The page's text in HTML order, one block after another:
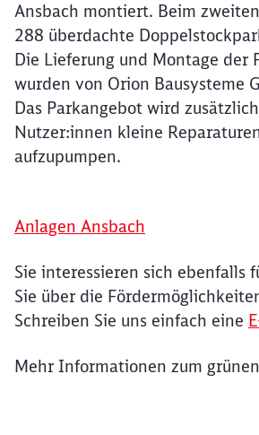
Ansbach montiert. Beim
288 überdachte
Die Lieferung und Montage der
wurden von Orion Bausysteme
Das Parkangebot wird
Nutzer:innen kleine
aufzupumpen.
Anlagen Ansbach
Sie interessieren sich
Sie über die
Schreiben Sie uns einfach eine
Mehr Informationen zum